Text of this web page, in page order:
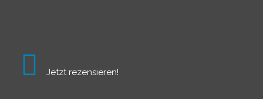
Jetzt rezensieren!